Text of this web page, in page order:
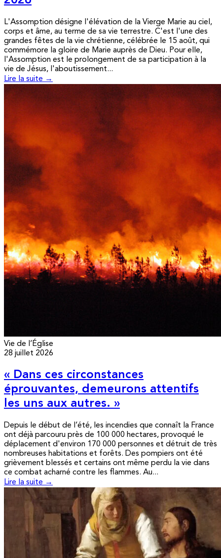
L'Assomption désigne l'élévation de la Vierge Marie au ciel,
corps et âme, au terme de sa vie terrestre. C'est l'une des
grandes fêtes de la vie chrétienne, célébrée le 15 août, qui
commémore la gloire de Marie auprès de Dieu. Pour elle,
l'Assomption est le prolongement de sa participation à la
vie de Jésus, l'aboutissement...
Lire la suite →
Vie de l’Église
28 juillet 2026
« Dans ces circonstances
éprouvantes, demeurons attentifs
les uns aux autres. »
Depuis le début de l’été, les incendies que connaît la France
ont déjà parcouru près de 100 000 hectares, provoqué le
déplacement d'environ 170 000 personnes et détruit de très
nombreuses habitations et forêts. Des pompiers ont été
grièvement blessés et certains ont même perdu la vie dans
ce combat acharné contre les flammes. Au...
Lire la suite →